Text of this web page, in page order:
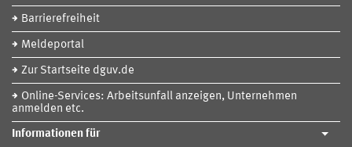
Barrierefreiheit
Meldeportal
Zur Startseite dguv.de
Online-Services: Arbeitsunfall anzeigen, Unternehmen
anmelden etc.
Informationen für